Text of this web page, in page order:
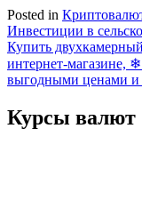
Posted in
Навигация
по
записям
Инвестиции в
Купить
интернет-магазине,
выгодными ценами и
Курсы валют